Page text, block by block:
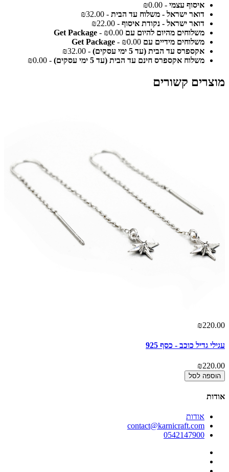
איסוף עצמי - ₪0.00
דואר ישראל - משלוח עד הבית - ₪32.00
דואר ישראל - נקודת איסוף - ₪22.00
משלוחים מהיום להיום עם Get Package - ₪0.00
משלוחים מידיים עם Get Package - ₪0.00
אקספרס עד הבית (עד 5 ימי עסקים)
- ₪32.00
משלוח אקספרס חינם עד הבית (עד 5 ימי עסקים)
- ₪0.00
מוצרים קשורים
₪220.00
עגילי גדיל כוכב - כסף 925
₪220.00
הוספה לסל
אודות
אודות
contact@karnicraft.com
0542147900